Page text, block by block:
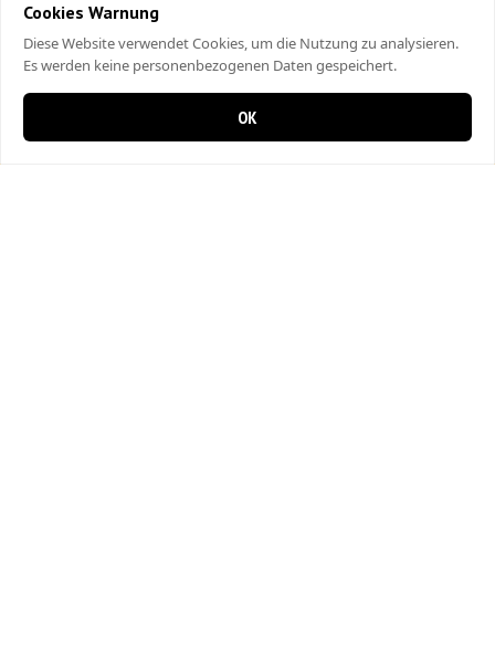
Cookies Warnung
Diese Website verwendet Cookies, um die Nutzung zu analysieren.
Es werden keine personenbezogenen Daten gespeichert.
OK